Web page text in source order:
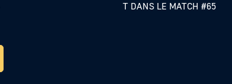
T DANS LE MATCH #65